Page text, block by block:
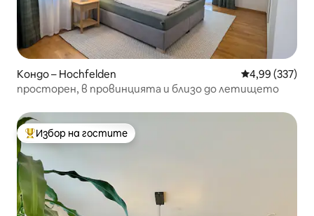
Кондо – Hochfelden Средна
4,99 (337)
просторен, в провинцията и близо до летището
Най-популярен избор на гостите
Избор на гостите